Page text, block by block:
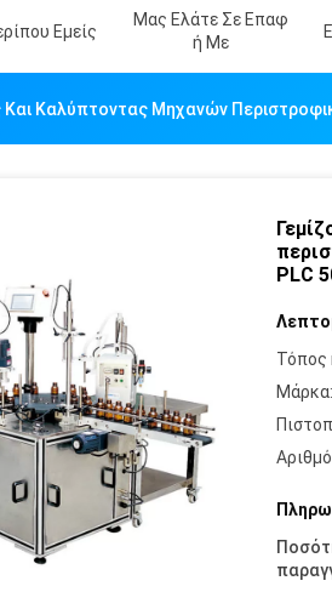
Εμείς
Μας Ελάτε Σε Επαφ
Ή Με
Και Καλύπτοντας Μηχανών
PLC
Τόπος
Μάρκα: